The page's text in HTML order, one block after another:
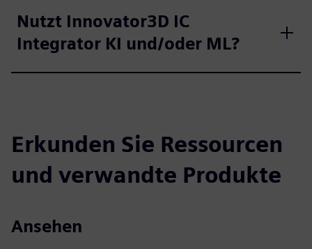
Nutzt Innovator3D IC
Integrator KI und/oder ML?
Erkunden Sie Ressourcen
und verwandte Produkte
Ansehen